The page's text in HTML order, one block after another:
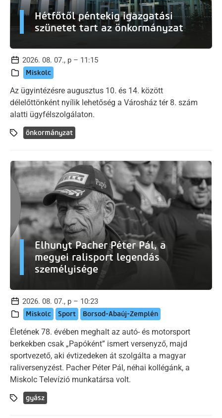
Hétfőtől péntekig igazgatási
szünetet tart az önkormányzat
2026. 08. 07., p – 11:15
Miskolc
Az ügyintézésre augusztus 10. és 14. között
délelőttönként nyílik lehetőség a Városház tér 8. szám
alatti ügyfélszolgálaton.
önkormányzat
Elhunyt Pacher Péter Pál, a
megyei ralisport legendás
személyisége
2026. 08. 07., p – 10:23
Miskolc Sport Borsod-Abaúj-Zemplén
Életének 78. évében meghalt az autó- és motorsport
berkekben csak „Papóként” ismert versenyző, majd
sportvezető, aki évtizedeken át szolgálta a magyar
raliversenyzést. Pacher Péter Pál, néhai kollégánk, a
Miskolc Televízió munkatársa volt.
gyász